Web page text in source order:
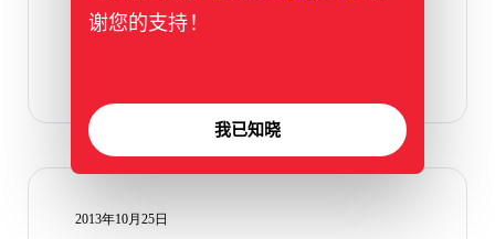
标签：mobilized
2013年10月25日
谢您的支持！
我已知晓